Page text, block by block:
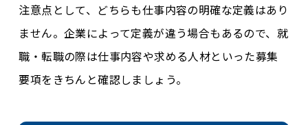
注意点として、どちらも仕事内容の明確な定義はあり
ません。企業によって定義が違う場合もあるので、就
職・転職の際は仕事内容や求める人材といった募集
要項をきちんと確認しましょう。